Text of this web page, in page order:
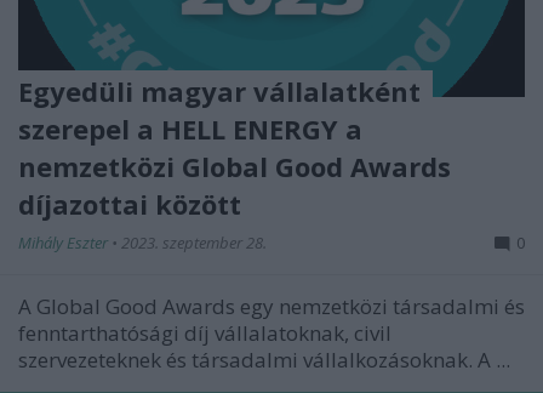
Egyedüli magyar vállalatként
szerepel a HELL ENERGY a
nemzetközi Global Good Awards
díjazottai között
Mihály Eszter • 2023. szeptember 28. 0
A Global Good Awards egy nemzetközi társadalmi és
fenntarthatósági díj vállalatoknak, civil
szervezeteknek és társadalmi vállalkozásoknak. A ...